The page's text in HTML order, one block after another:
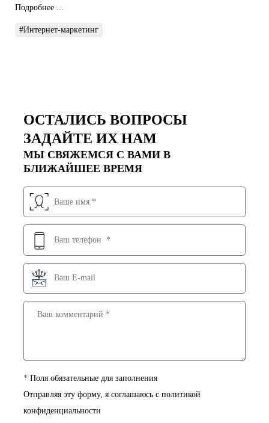
Подробнее ...
#Интернет-маркетинг
ОСТАЛИСЬ ВОПРОСЫ
ЗАДАЙТЕ ИХ НАМ
МЫ СВЯЖЕМСЯ С ВАМИ В
БЛИЖАЙШЕЕ ВРЕМЯ
* Поля обязательные для заполнения
Отправляя эту форму, я соглашаюсь с политикой
конфиденциальности